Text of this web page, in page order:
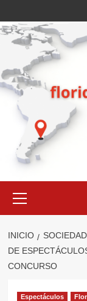
al
contenido
primario
INICIO SOCIEDAD
DE
CONCURSO
Espectáculos